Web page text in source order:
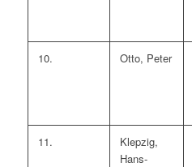
10. Otto, Peter
11.
Klepzig,
Hans-